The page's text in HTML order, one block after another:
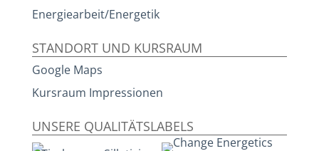
Energiearbeit/Energetik
STANDORT UND KURSRAUM
Google Maps
Kursraum Impressionen
UNSERE QUALITÄTSLABELS